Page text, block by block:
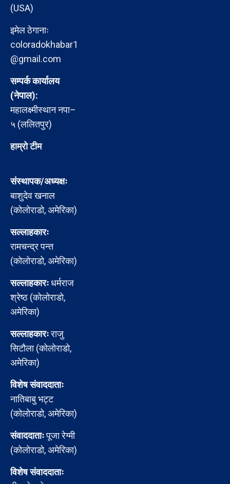
(USA)
इमेल ठेगानाः
coloradokhabar1
@gmail.com
सम्पर्क कार्यालय
(नेपाल):
महालक्ष्मीस्थान नपा–
५ (ललितपुर)
हाम्रो टीम
संस्थापक/अध्यक्षः
बाशुदेव खनाल
(कोलोराडो, अमेरिका)
सल्लाहकारः
रामचन्द्र पन्त
(कोलोराडो, अमेरिका)
सल्लाहकारःधर्मराज
श्रेष्ठ (कोलोराडो,
अमेरिका)
सल्लाहकारःराजु
सिटौला (कोलोराडो,
अमेरिका)
विशेष संवाददाताः
नातिबाबु भट्ट
(कोलोराडो, अमेरिका)
संवाददाताःपूजा रेग्मी
(कोलोराडो, अमेरिका)
विशेष संवाददाताः